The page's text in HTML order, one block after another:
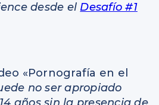
desde el Desafío #1
«Pornografía en el
no ser apropiado